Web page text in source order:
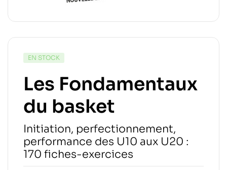
EN STOCK
Les Fondamentaux
du basket
Initiation, perfectionnement,
performance des U10 aux U20 :
170 fiches-exercices